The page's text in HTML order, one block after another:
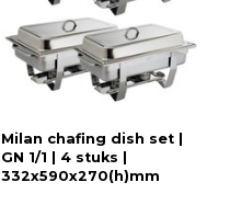
Milan chafing dish set |
GN 1/1 | 4 stuks |
332x590x270(h)mm